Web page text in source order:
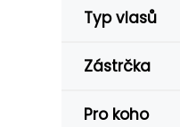
Typ vlasů
Zástrčka
Pro koho